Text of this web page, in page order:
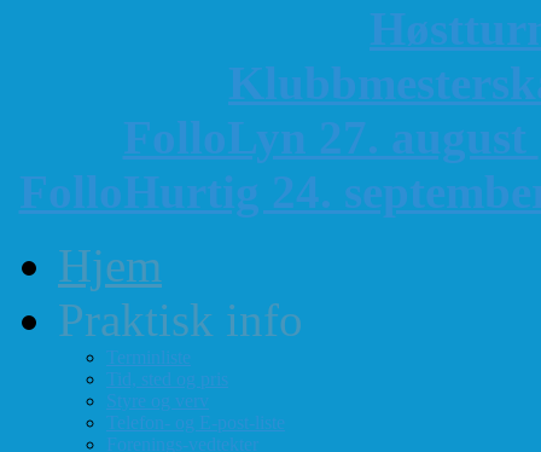
K
FolloLyn 27. august
FolloHurtig 24.
Hjem
Praktisk info
Terminliste
Tid, sted og pris
Styre og verv
Telefon- og E-post-liste
Forenings-vedtekter